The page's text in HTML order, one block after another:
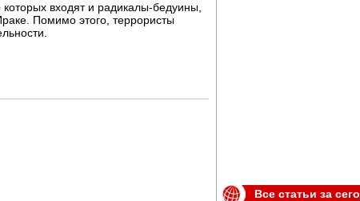
входят и радикалы-бедуины,
Помимо этого, террористы
Все статьи за